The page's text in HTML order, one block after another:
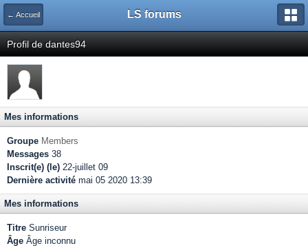
← Accueil LS forums
Profil de dantes94
Mes informations
Groupe Members
Messages 38
Inscrit(e) (le) 22-juillet 09
Dernière activité mai 05 2020 13:39
Mes informations
Titre Sunriseur
Âge Âge inconnu